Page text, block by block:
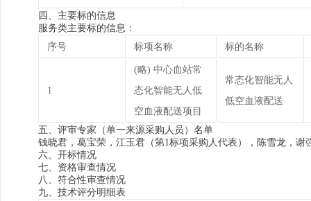
四、主要标的信息
服务类主要标的信息：
序号
标项名称 标的名称
1
(略) 中心血站常
态化智能无人低
空血液配送项目
常态化智能无人
低空血液配送
五、评审专家（单一来源采购人员）名单
钱晓君，葛宝荣，江玉君（第1标项采购人代表），陈雪龙，谢
六、开标情况
七、资格审查情况
八、符合性审查情况
九、技术评分明细表